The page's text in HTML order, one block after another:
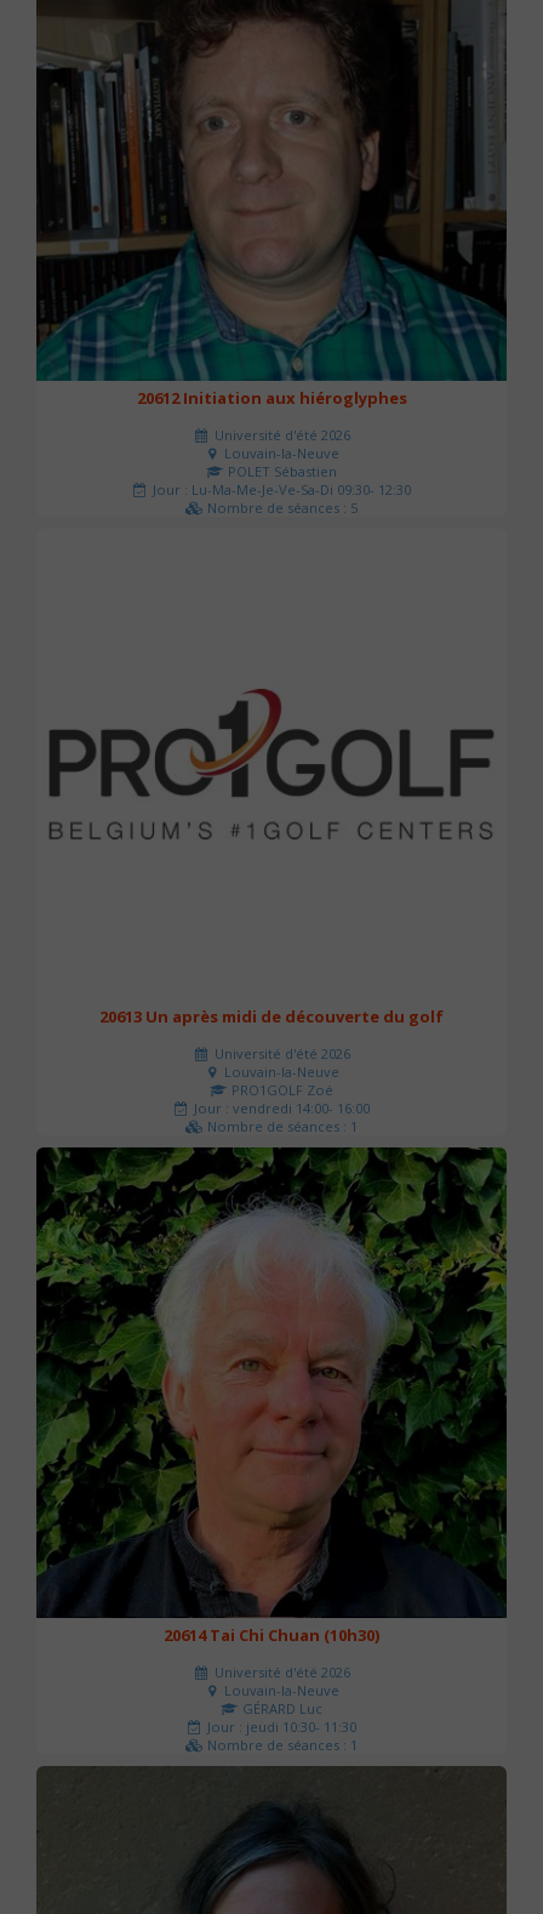
20612 Initiation aux hiéroglyphes
Université d'été 2026
Louvain-la-Neuve
POLET Sébastien
Jour : Lu-Ma-Me-Je-Ve-Sa-Di 09:30- 12:30
Nombre de séances : 5
20613 Un après midi de découverte du golf
Université d'été 2026
Louvain-la-Neuve
PRO1GOLF Zoé
Jour : vendredi 14:00- 16:00
Nombre de séances : 1
45 €
20614 Tai Chi Chuan (10h30)
Université d'été 2026
Louvain-la-Neuve
GÉRARD Luc
Jour : jeudi 10:30- 11:30
Nombre de séances : 1
0 €